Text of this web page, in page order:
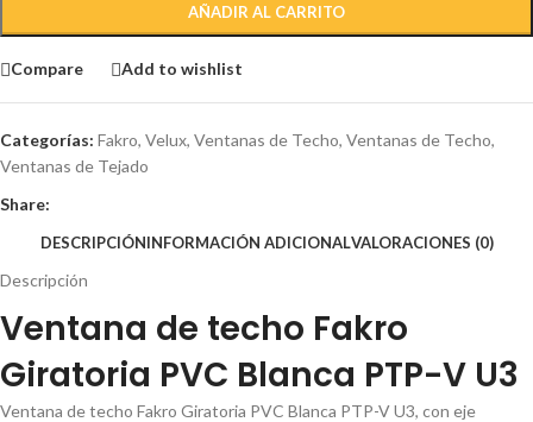
AÑADIR AL CARRITO
Compare Add to wishlist
Categorías: Fakro, Velux, Ventanas de Techo, Ventanas de Techo,
Ventanas de Tejado
Share:
DESCRIPCIÓNINFORMACIÓN ADICIONALVALORACIONES (0)
Descripción
Ventana de techo Fakro
Giratoria PVC Blanca PTP-V U3
Ventana de techo Fakro Giratoria PVC Blanca PTP-V U3, con eje